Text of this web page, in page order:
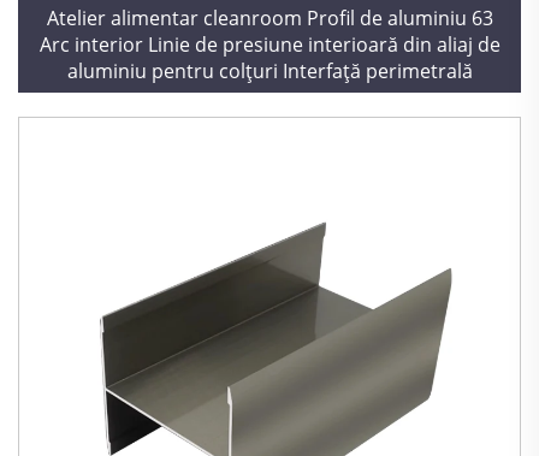
Atelier alimentar cleanroom Profil de aluminiu 63
Arc interior Linie de presiune interioară din aliaj de
aluminiu pentru colțuri Interfață perimetrală